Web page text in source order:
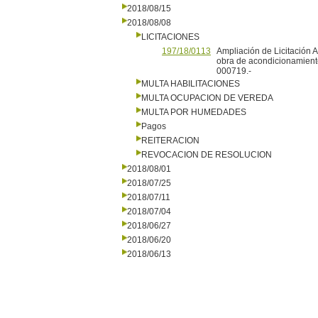
2018/08/15
2018/08/08
LICITACIONES
197/18/0113
Ampliación de Licitación
obra de
000719.-
MULTA HABILITACIONES
MULTA OCUPACION DE VEREDA
MULTA POR HUMEDADES
Pagos
REITERACION
REVOCACION DE RESOLUCION
2018/08/01
2018/07/25
2018/07/11
2018/07/04
2018/06/27
2018/06/20
2018/06/13